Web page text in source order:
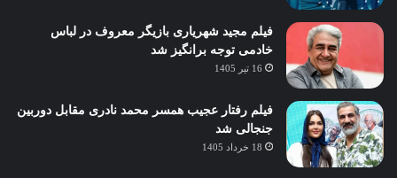
فیلم مجید شهریاری بازیگر معروف در لباس
خادمی توجه برانگیز شد
16 تیر 1405
فیلم رفتار عجیب همسر محمد نادری مقابل دوربین
جنجالی شد
18 خرداد 1405